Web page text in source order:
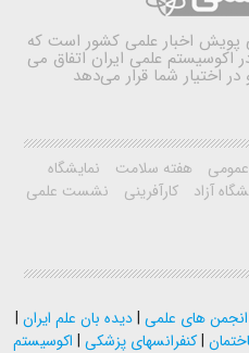
اخبار علمی کشور است که
علمی ایران اتفاق می
اختیار شما قرار می‌دهد
هفته سلامت
نمایشگاه
آزاد کارآفرینی
نشست علمی
انجمن های علمی |دیده بان علم ایران |
|کنفرانسهای پزشکی | اکوسیستم